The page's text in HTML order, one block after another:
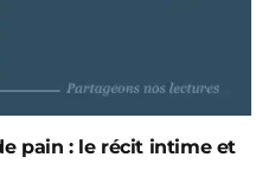
pain : le récit intime et